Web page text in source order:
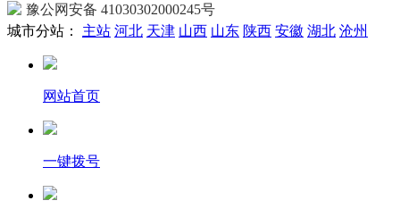
豫公网安备 41030302000245号
城市分站：
主站 河北 天津 山西 山东 陕西 安徽 湖北 沧州
网站首页
一键拨号